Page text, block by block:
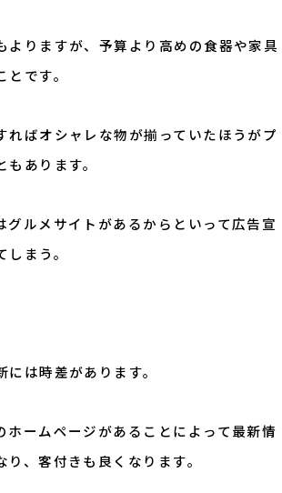
よりますが、予算より高めの食器や家具
です。
ればオシャレな物が揃っていたほうがプ
あります。
グルメサイトがあるからといって広告宣
まう。
は時差があります。
ホームページがあることによって最新情
、客付きも良くなります。